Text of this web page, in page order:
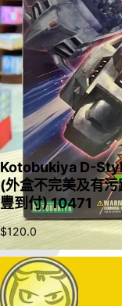
入購物車
Kotobukiya D-
(外盒不完美及有
豐到付) 10471
$120.0